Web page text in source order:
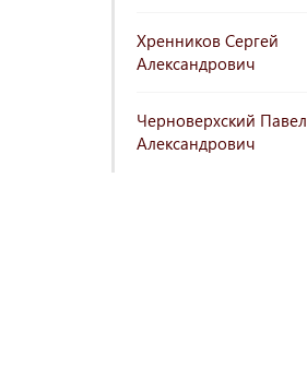
Хренников Сергей
Александрович
Черноверхский Павел
Александрович